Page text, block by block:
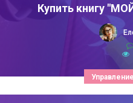
Купить книгу